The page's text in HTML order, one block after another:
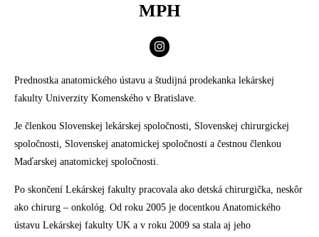
MPH
Prednostka anatomického ústavu a študijná prodekanka lekárskej
fakulty Univerzity Komenského v Bratislave.
Je členkou Slovenskej lekárskej spoločnosti, Slovenskej chirurgickej
spoločnosti, Slovenskej anatomickej spoločnosti a čestnou členkou
Maďarskej anatomickej spoločnosti.
Po skončení Lekárskej fakulty pracovala ako detská chirurgička, neskôr
ako chirurg – onkológ. Od roku 2005 je docentkou Anatomického
ústavu Lekárskej fakulty UK a v roku 2009 sa stala aj jeho